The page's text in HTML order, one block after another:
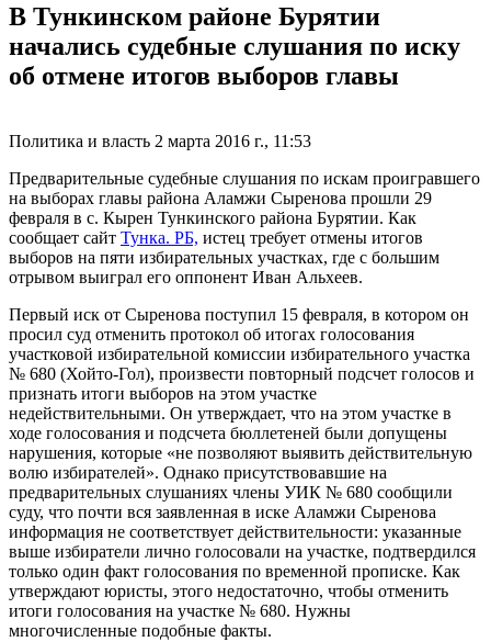
В Тункинском районе Бурятии
начались судебные слушания по иску
об отмене итогов выборов главы
Политика и власть 2 марта 2016 г., 11:53
Предварительные судебные слушания по искам проигравшего
на выборах главы района Аламжи Сыренова прошли 29
февраля в с. Кырен Тункинского района Бурятии. Как
сообщает сайт Тунка. РБ, истец требует отмены итогов
выборов на пяти избирательных участках, где с большим
отрывом выиграл его оппонент Иван Альхеев.
Первый иск от Сыренова поступил 15 февраля, в котором он
просил суд отменить протокол об итогах голосования
участковой избирательной комиссии избирательного участка
№ 680 (Хойто-Гол), произвести повторный подсчет голосов и
признать итоги выборов на этом участке
недействительными. Он утверждает, что на этом участке в
ходе голосования и подсчета бюллетеней были допущены
нарушения, которые «не позволяют выявить действительную
волю избирателей». Однако присутствовавшие на
предварительных слушаниях члены УИК № 680 сообщили
суду, что почти вся заявленная в иске Аламжи Сыренова
информация не соответствует действительности: указанные
выше избиратели лично голосовали на участке, подтвердился
только один факт голосования по временной прописке. Как
утверждают юристы, этого недостаточно, чтобы отменить
итоги голосования на участке № 680. Нужны
многочисленные подобные факты.